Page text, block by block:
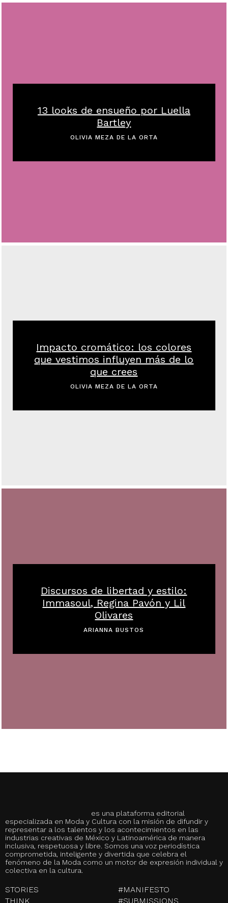
13 looks de ensueño por Luella
Bartley
OLIVIA MEZA DE LA ORTA
Impacto cromático: los colores
que vestimos influyen más de lo
que crees
OLIVIA MEZA DE LA ORTA
Discursos de libertad y estilo:
Immasoul, Regina Pavón y Lil
Olivares
ARIANNA BUSTOS
es una plataforma editorial
especializada en Moda y Cultura con la misión de difundir y
representar a los talentos y los acontecimientos en las
industrias creativas de México y Latinoamérica de manera
inclusiva, respetuosa y libre. Somos una voz periodística
comprometida, inteligente y divertida que celebra el
fenómeno de la Moda como un motor de expresión individual y
colectiva en la cultura.
STORIES
THINK
#MANIFESTO
#SUBMISSIONS